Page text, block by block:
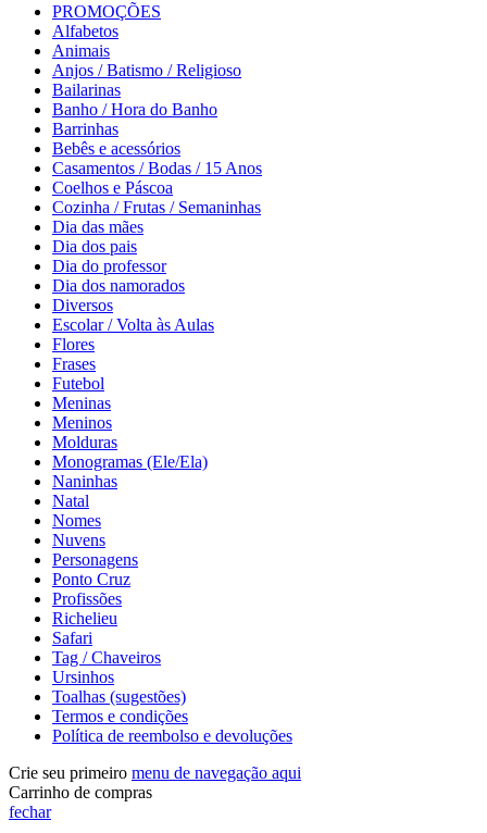
PROMOÇÕES
Alfabetos
Animais
Anjos / Batismo / Religioso
Bailarinas
Banho / Hora do Banho
Barrinhas
Bebês e acessórios
Casamentos / Bodas / 15 Anos
Coelhos e Páscoa
Cozinha / Frutas / Semaninhas
Dia das mães
Dia dos pais
Dia do professor
Dia dos namorados
Diversos
Escolar / Volta às Aulas
Flores
Frases
Futebol
Meninas
Meninos
Molduras
Monogramas (Ele/Ela)
Naninhas
Natal
Nomes
Nuvens
Personagens
Ponto Cruz
Profissões
Richelieu
Safari
Tag / Chaveiros
Ursinhos
Toalhas (sugestões)
Termos e condições
Política de reembolso e devoluções
Crie seu primeiro menu de navegação aqui
Carrinho de compras
fechar